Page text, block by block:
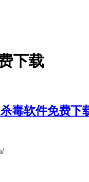
下载
毒软件免费下